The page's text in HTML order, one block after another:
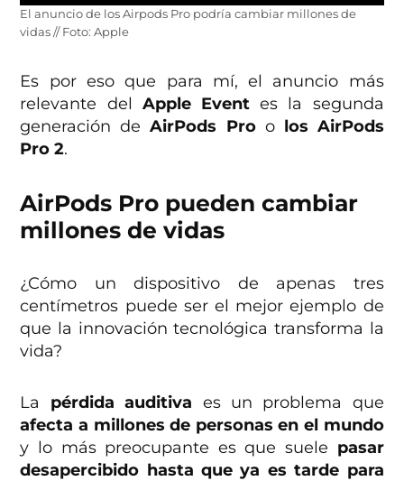
El anuncio de los Airpods Pro podría cambiar millones de
vidas // Foto: Apple
Es por eso que para mí, el anuncio más
relevante del Apple Event es la segunda
generación deAirPods Pro olos AirPods
Pro 2.
AirPods Pro pueden cambiar
millones de vidas
¿Cómo un dispositivo de apenas tres
centímetros puede ser el mejor ejemplo de
que la innovación tecnológica transforma la
vida?
La pérdida auditiva es un problema que
afecta a millones de personas en el mundo
y lo más preocupante es que suele pasar
desapercibido hasta que ya es tarde para